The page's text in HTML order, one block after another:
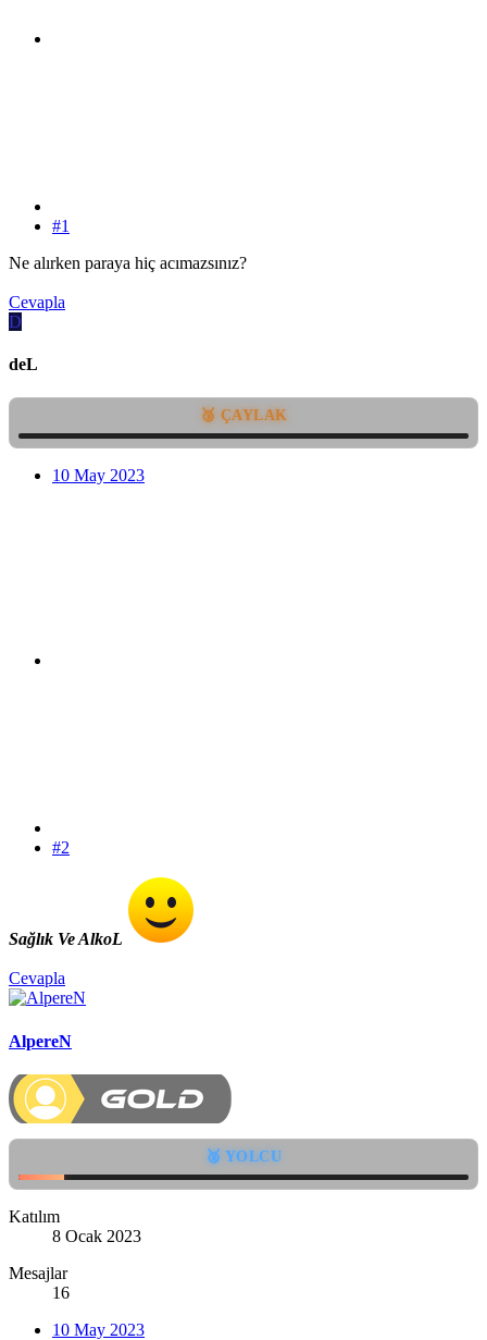
#1
Ne alırken paraya hiç acımazsınız?
Cevapla
D
deL
🥉 ÇAYLAK
10 May 2023
#2
Sağlık Ve AlkoL
Cevapla
AlpereN
🥈 YOLCU
Katılım
8 Ocak 2023
Mesajlar
16
10 May 2023